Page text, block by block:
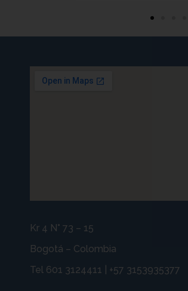
Kr 4 N° 73 – 15
Bogotá – Colombia
Tel 601 3124411 | +57 3153935377